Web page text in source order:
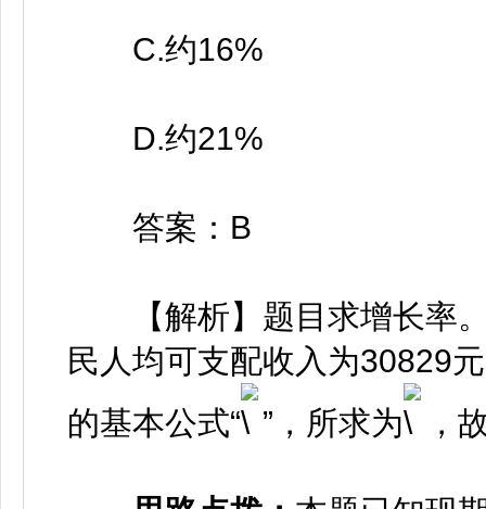
C.约16%
D.约21%
答案：B
【解析】题目求增长率。
民人均可支配收入为30829
的基本公式“
”，所求为 ，